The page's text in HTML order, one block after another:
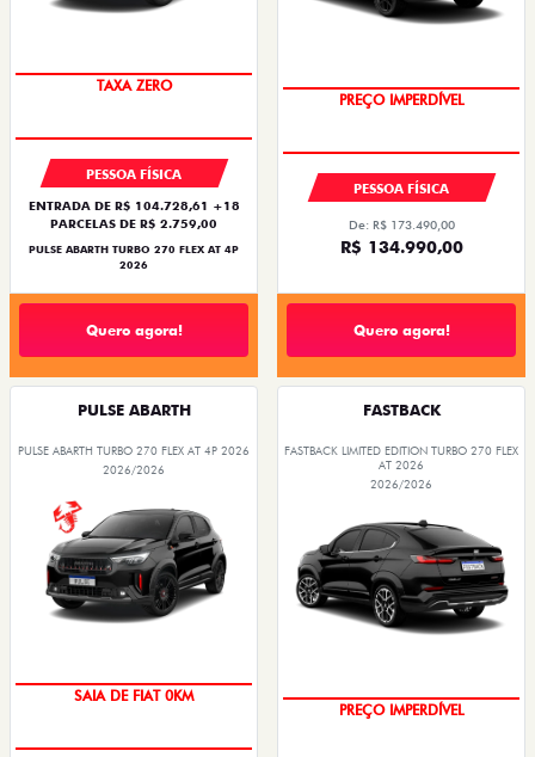
SAIA DE FIAT 0KM
PESSOA FÍSICA
ENTRADA DE R$ 104.728,61 +18
PARCELAS DE R$ 2.759,00
PULSE ABARTH TURBO 270 FLEX AT 4P
2026
Quero agora!
OPORTUNIDADE
PESSOA FÍSICA
De: R$ 173.490,00
R$ 134.990,00
Quero agora!
PULSE ABARTH
PULSE ABARTH TURBO 270 FLEX AT 4P 2026
2026/2026
OPORTUNIDADE
FASTBACK
FASTBACK LIMITED EDITION TURBO 270 FLEX
AT 2026
2026/2026
COM USADO NA TROCA